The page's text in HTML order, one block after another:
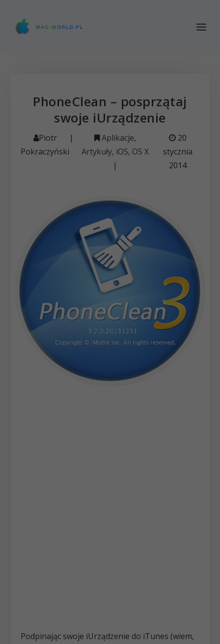
PhoneClean – posprzątaj
swoje iUrządzenie
Piotr
Pokraczyński
| Aplikacje,
Artykuły, iOS, OS X
|
20
stycznia
2014
Podpinając swoje iUrządzenie do iTunes (wiem,